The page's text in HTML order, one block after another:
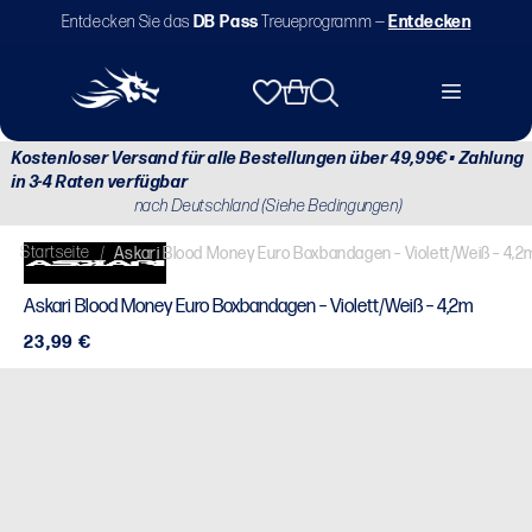
zumEntdecken Sie das DB PassTreueprogramm — Entdecken
Warenkorb
Kostenloser Versand für alle Bestellungen über 49,99€ • Zahlung
in 3-4 Raten verfügbar
nach Deutschland (Siehe Bedingungen)
Startseite / Askari Blood Money Euro Boxbandagen – Violett/Weiß –
Askari Blood Money Euro Boxbandagen – Violett/Weiß – 4,2m
Normaler
23,99 €